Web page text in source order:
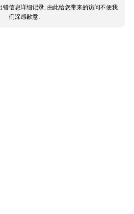
错信息详细记录, 由此给您带来的访问不便我
们深感歉意.